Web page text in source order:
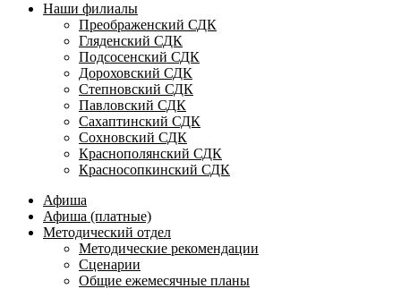
Наши филиалы
Преображенский СДК
Гляденский СДК
Подсосенский СДК
Дороховский СДК
Степновский СДК
Павловский СДК
Сахаптинский СДК
Сохновский СДК
Краснополянский СДК
Красносопкинский СДК
Афиша
Афиша (платные)
Методический отдел
Методические рекомендации
Сценарии
Общие ежемесячные планы